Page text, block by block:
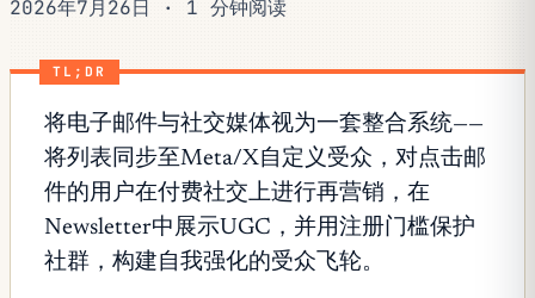
2026年7月26日 · 1 分钟阅读
TL;DR
将电子邮件与社交媒体视为一套整合系统——
将列表同步至Meta/X自定义受众，对点击邮
件的用户在付费社交上进行再营销，在
Newsletter中展示UGC，并用注册门槛保护
社群，构建自我强化的受众飞轮。